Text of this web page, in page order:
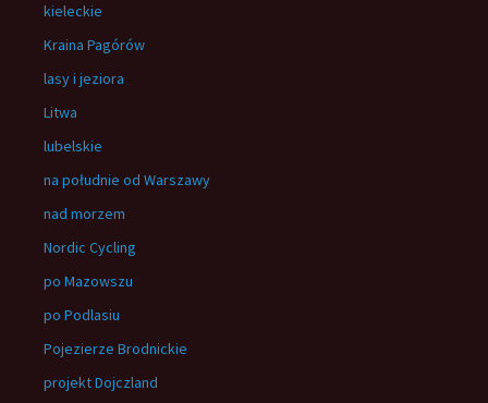
kieleckie
Kraina Pagórów
lasy i jeziora
Litwa
lubelskie
na południe od Warszawy
nad morzem
Nordic Cycling
po Mazowszu
po Podlasiu
Pojezierze Brodnickie
projekt Dojczland